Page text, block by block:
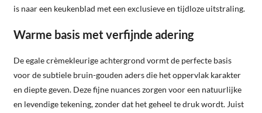
is naar een keukenblad met een exclusieve en tijdloze uitstraling.
Warme basis met verfijnde adering
De egale crèmekleurige achtergrond vormt de perfecte basis
voor de subtiele bruin-gouden aders die het oppervlak karakter
en diepte geven. Deze fijne nuances zorgen voor een natuurlijke
en levendige tekening, zonder dat het geheel te druk wordt. Juist